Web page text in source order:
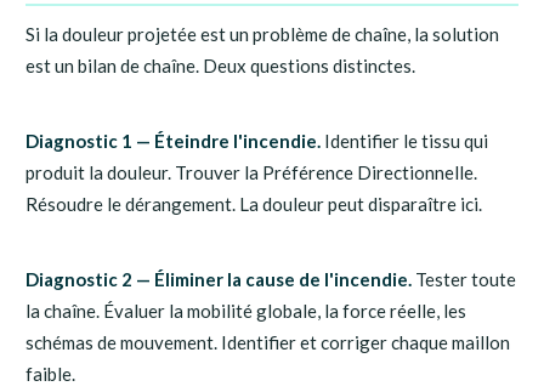
Si la douleur projetée est un problème de chaîne, la solution
est un bilan de chaîne. Deux questions distinctes.
Diagnostic 1 — Éteindre l'incendie. Identifier le tissu qui
produit la douleur. Trouver la Préférence Directionnelle.
Résoudre le dérangement. La douleur peut disparaître ici.
Diagnostic 2 — Éliminer la cause de l'incendie. Tester toute
la chaîne. Évaluer la mobilité globale, la force réelle, les
schémas de mouvement. Identifier et corriger chaque maillon
faible.